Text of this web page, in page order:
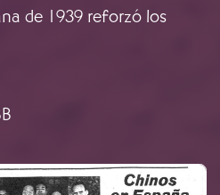
de 1939 reforzó los